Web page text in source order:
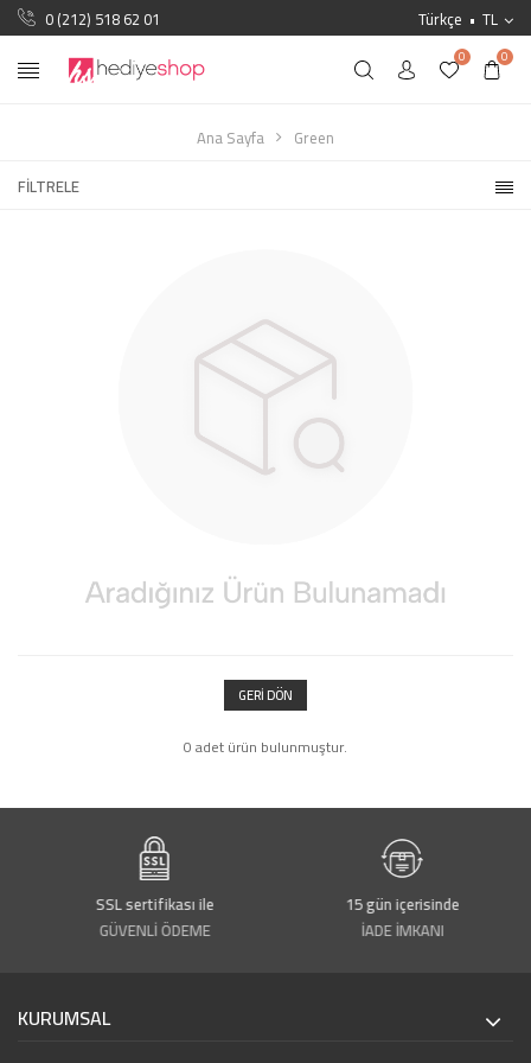
0 (212) 518 62 01 Türkçe TL
0 0
Ana Sayfa
Green
FILTRELE
GERI DÖN
0 adet ürün bulunmuştur.
SSL sertifikası ile
GÜVENLİ ÖDEME
15 gün içerisinde
İADE İMKANI
KURUMSAL